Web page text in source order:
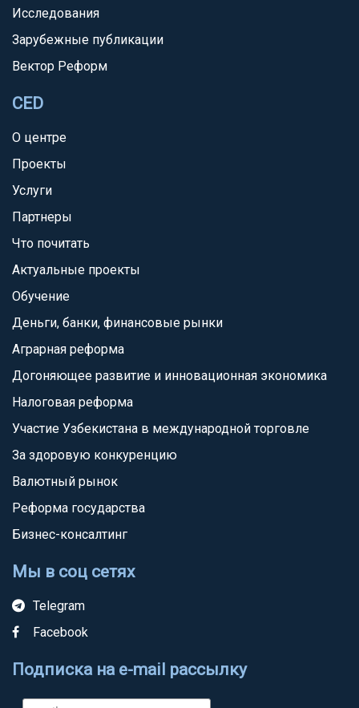
Исследования
Зарубежные публикации
Вектор Реформ
CED
О центре
Проекты
Услуги
Партнеры
Что почитать
Актуальные проекты
Обучение
Деньги, банки, финансовые рынки
Аграрная реформа
Догоняющее развитие и инновационная экономика
Налоговая реформа
Участие Узбекистана в международной торговле
За здоровую конкуренцию
Валютный рынок
Реформа государства
Бизнес-консалтинг
Мы в соц сетях
Telegram
Facebook
Подписка на e-mail рассылку